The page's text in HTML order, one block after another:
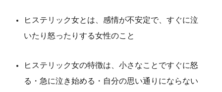
ヒステリック女とは、感情が不安定で、すぐに泣
いたり怒ったりする女性のこと
ヒステリック女の特徴は、小さなことですぐに怒
る・急に泣き始める・自分の思い通りにならない